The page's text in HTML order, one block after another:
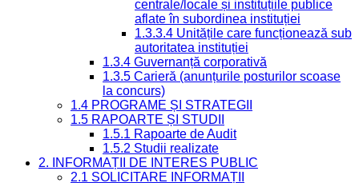
centrale/locale și instituțiile publice
aflate în subordinea instituției
1.3.3.4 Unitățile care funcționează sub
autoritatea instituției
1.3.4 Guvernanță corporativă
1.3.5 Carieră (anunțurile posturilor scoase
la concurs)
1.4 PROGRAME ȘI STRATEGII
1.5 RAPOARTE ȘI STUDII
1.5.1 Rapoarte de Audit
1.5.2 Studii realizate
2. INFORMAȚII DE INTERES PUBLIC
2.1 SOLICITARE INFORMAȚII